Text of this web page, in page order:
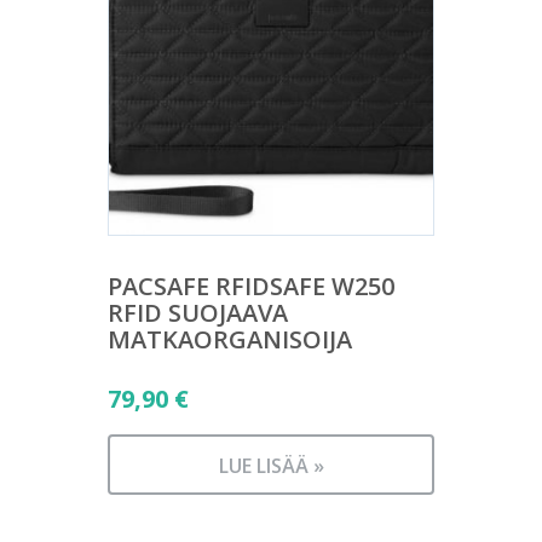
PACSAFE RFIDSAFE W250
RFID SUOJAAVA
MATKAORGANISOIJA
79,90 €
LUE LISÄÄ »